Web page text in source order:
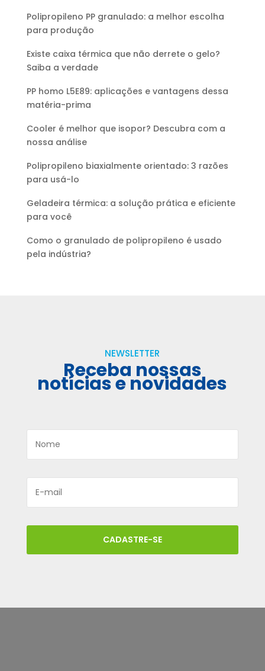
Polipropileno PP granulado: a melhor escolha
para produção
Existe caixa térmica que não derrete o gelo?
Saiba a verdade
PP homo L5E89: aplicações e vantagens dessa
matéria-prima
Cooler é melhor que isopor? Descubra com a
nossa análise
Polipropileno biaxialmente orientado: 3 razões
para usá-lo
Geladeira térmica: a solução prática e eficiente
para você
Como o granulado de polipropileno é usado
pela indústria?
NEWSLETTER
Receba nossas
notícias e novidades
CADASTRE-SE